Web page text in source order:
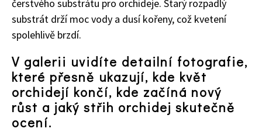
čerstvého substrátu pro orchideje. Starý rozpadlý
substrát drží moc vody a dusí kořeny, což kvetení
spolehlivě brzdí.
V galerii uvidíte detailní fotografie,
které přesně ukazují, kde květ
orchidejí končí, kde začíná nový
růst a jaký střih orchidej skutečně
ocení.